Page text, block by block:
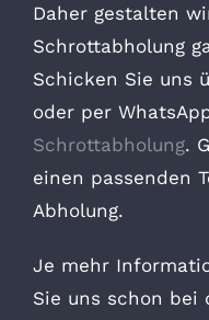
Daher gestalten
Schrottabholung
Schicken Sie uns
oder per
Schrottabholung.
einen passenden
Abholung.
Je mehr
Sie uns schon bei